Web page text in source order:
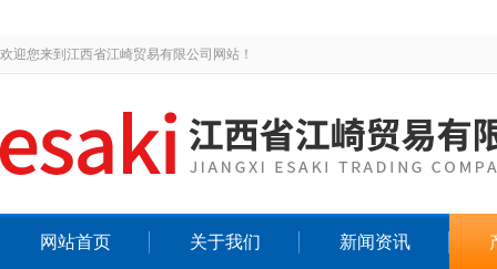
欢迎您来到江西省江崎贸易有限公司网站！
网站首页 关于我们 新闻资讯